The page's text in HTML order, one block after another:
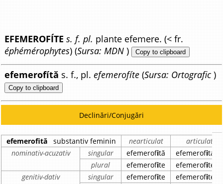
EFEMEROFÍTE s. f. pl. plante efemere. (< fr.
éphémérophytes) (Sursa: MDN ) Copy to clipboard
efemerofítă s. f., pl.efemerofíte (Sursa: Ortografic )
Copy to clipboard
Declinări/Conjugări
efemerofită substantiv feminin nearticulat
articulat
nominativ-acuzativ
singular efemerofită efemerofita
plural
efemerofite efemerofitele
genitiv-dativ
singular efemerofite efemerofitei